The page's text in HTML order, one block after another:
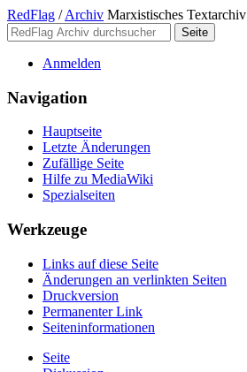
RedFlag / Archiv Marxistisches Textarchiv
Anmelden
Navigation
Hauptseite
Letzte Änderungen
Zufällige Seite
Hilfe zu MediaWiki
Spezialseiten
Werkzeuge
Links auf diese Seite
Änderungen an verlinkten Seiten
Druckversion
Permanenter Link
Seiten­­informationen
Seite